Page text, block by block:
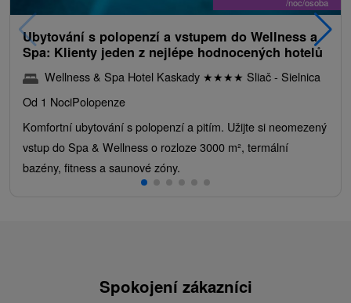
/noc/osoba
Ubytování s polopenzí a vstupem do Wellness a
Spa: Klienty jeden z nejlépe hodnocených hotelů
Wellness & Spa Hotel Kaskady ★★★★ Sliač - Sielnica
Od 1 NociPolopenze
Komfortní ubytování s polopenzí a pitím. Užijte si neomezený
vstup do Spa & Wellness o rozloze 3000 m², termální
bazény, fitness a saunové zóny.
Spokojení zákazníci